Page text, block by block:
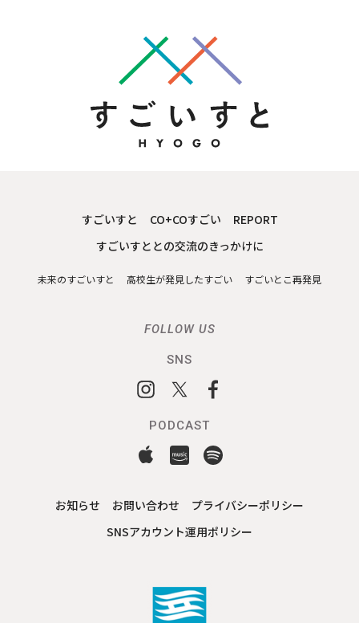
すごいすと CO+COすごい
REPORT
すごいすととの交流のきっかけに
未来のすごいすと 高校生が発見したすごい すごいとこ再発見
FOLLOW US
SNS
PODCAST
お知らせ お問い合わせ
プライバシーポリシー
SNSアカウント運用ポリシー